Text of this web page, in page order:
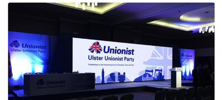
(H/V)
স্ট্যাকিং
সর্বোচ্চ
ঝুলন্ত
20/10
প্রত্যাশিত